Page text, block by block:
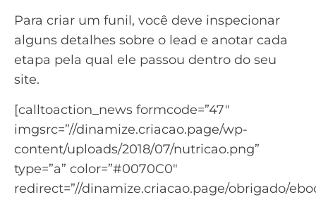
Para criar um funil, você deve inspecionar
alguns detalhes sobre o lead e anotar cada
etapa pela qual ele passou dentro do seu
site.
[calltoaction_news formcode=”47″
imgsrc=”//dinamize.criacao.page/wp-
content/uploads/2018/07/nutricao.png”
type=”a” color=”#0070C0″
redirect=”//dinamize.criacao.page/obrigado/